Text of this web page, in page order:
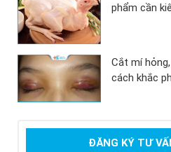
phẩm cần
Cắt mí
cách khắc
ĐĂNG KÝ TƯ